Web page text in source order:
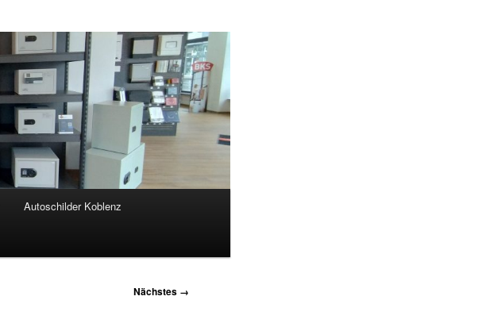
Autoschilder Koblenz
Nächstes →